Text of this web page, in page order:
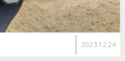
2023.12.24